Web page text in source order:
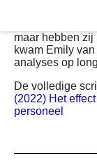
maar hebben zij
kwam Emily
analyses op
De volledige
(2022) Het
personeel